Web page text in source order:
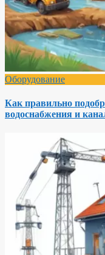
Оборудование
Как правильно
водоснабжения и